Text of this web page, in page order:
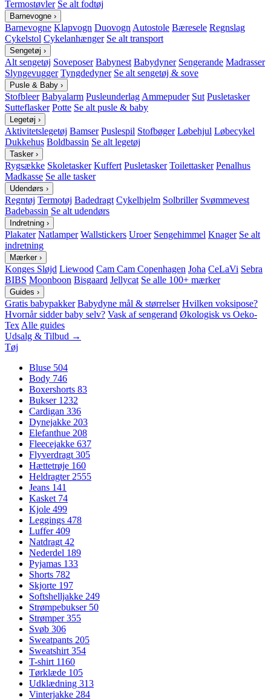
Termostøvler Se alt fodtøj
Barnevogne ›
Barnevogne Klapvogn Duovogn Autostole Bæresele Regnslag
Cykelstol Cykelanhænger Se alt transport
Sengetøj ›
Alt sengetøj Soveposer Babynest Babydyner Sengerande Madrasser
Slyngevugger Tyngdedyner Se alt sengetøj & sove
Pusle & Baby ›
Stofbleer Babyalarm Pusleunderlag Ammepuder Sut Pusletasker
Sutteflasker Potte Se alt pusle & baby
Legetøj ›
Aktivitetslegetøj Bamser Puslespil Stofbøger Løbehjul Løbecykel
Dukkehus Boldbassin Se alt legetøj
Tasker ›
Rygsække Skoletasker Kuffert Pusletasker Toilettasker Penalhus
Madkasse Se alle tasker
Udendørs ›
Regntøj Termotøj Badedragt Cykelhjelm Solbriller Svømmevest
Badebassin Se alt udendørs
Indretning ›
Plakater Natlamper Wallstickers Uroer Sengehimmel Knager Se alt
indretning
Mærker ›
Konges Sløjd Liewood Cam Cam Copenhagen Joha CeLaVi Sebra
BIBS Moonboon Bisgaard Jellycat Se alle 100+ mærker
Guides ›
Gratis babypakker Babydyne mål & størrelser Hvilken voksipose?
Hvornår sidder baby selv? Vask af sengerand Økologisk vs Oeko-
Tex Alle guides
Udsalg & Tilbud →
Tøj
Bluse 504
Body 746
Boxershorts 83
Bukser 1232
Cardigan 336
Dynejakke 203
Elefanthue 208
Fleecejakke 637
Flyverdragt 305
Hættetrøje 160
Heldragter 2555
Jeans 141
Kasket 74
Kjole 499
Leggings 478
Luffer409
Natdragt 42
Nederdel 189
Pyjamas 133
Shorts 782
Skjorte 197
Softshelljakke 249
Strømpebukser 50
Strømper355
Svøb 306
Sweatpants 205
Sweatshirt 354
T-shirt 1160
Tørklæde 105
Udklædning 313
Vinterjakke 284